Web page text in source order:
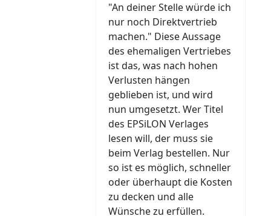
"An deiner Stelle würde ich
nur noch Direktvertrieb
machen." Diese Aussage
des ehemaligen Vertriebes
ist das, was nach hohen
Verlusten hängen
geblieben ist, und wird
nun umgesetzt. Wer Titel
des EPSiLON Verlages
lesen will, der muss sie
beim Verlag bestellen. Nur
so ist es möglich, schneller
oder überhaupt die Kosten
zu decken und alle
Wünsche zu erfüllen.